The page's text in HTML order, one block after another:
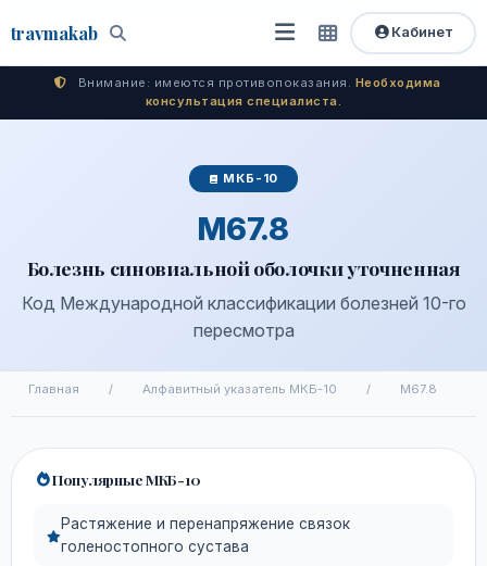
travmakab Поиск
Открыть
меню
Быстрый
доступ
Кабинет
Внимание: имеются противопоказания. Необходима
консультация специалиста.
МКБ-10
M67.8
Болезнь синовиальной оболочки уточненная
Код Международной классификации болезней 10-го
пересмотра
Главная / Алфавитный указатель МКБ-10 / M67.8
Популярные МКБ-10
Растяжение и перенапряжение связок
голеностопного сустава